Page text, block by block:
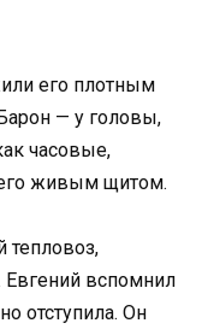
его плотным
— у головы,
часовые,
живым щитом.
тепловоз,
Евгений вспомнил
отступила. Он